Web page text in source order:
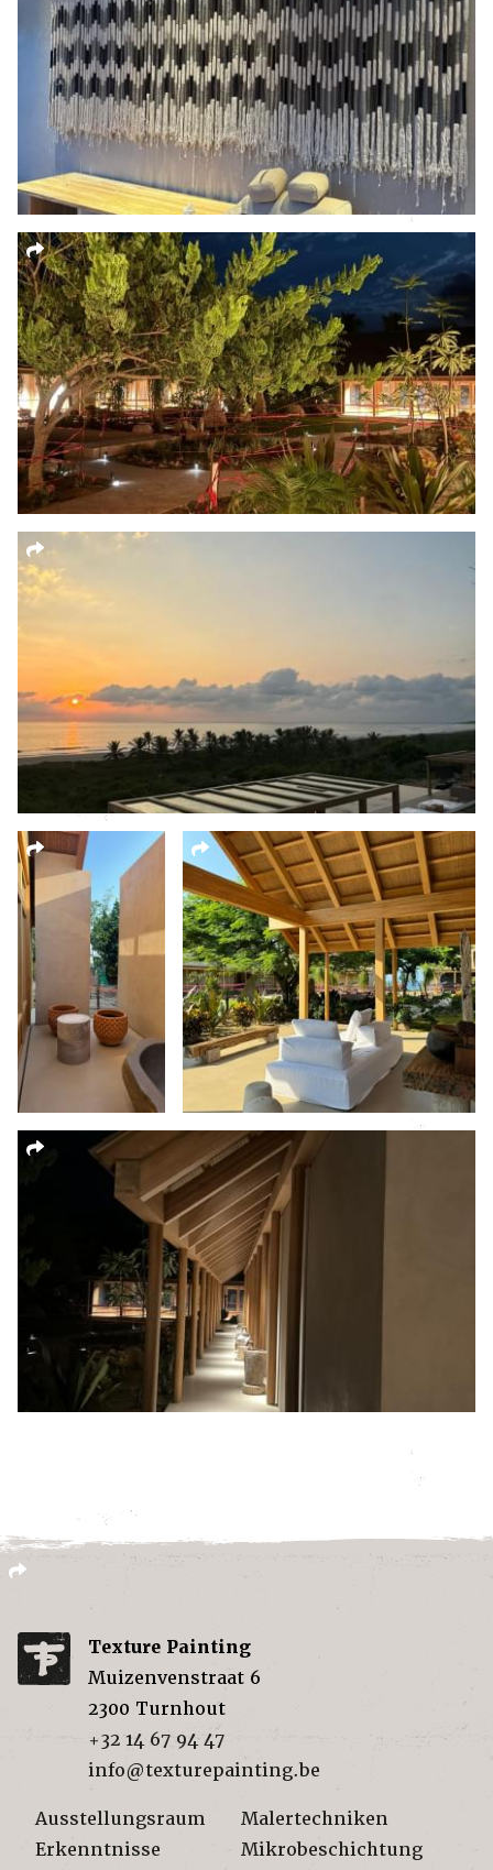
Texture Painting
Muizenvenstraat 6
2300 Turnhout
+32 14 67 94 47
info@texturepainting.be
Ausstellungsraum
Erkenntnisse
Malertechniken
Mikrobeschichtung